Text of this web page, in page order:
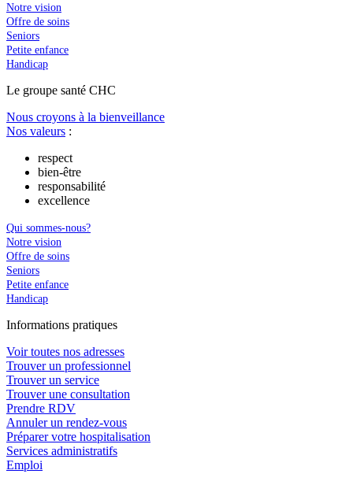
Notre vision
Offre de soins
Seniors
Petite enfance
Handicap
Le groupe santé CHC
Nous croyons à la bienveillance
Nos valeurs :
respect
bien-être
responsabilité
excellence
Qui sommes-nous?
Notre vision
Offre de soins
Seniors
Petite enfance
Handicap
Informations pratiques
Voir toutes nos adresses
Trouver un professionnel
Trouver un service
Trouver une consultation
Prendre RDV
Annuler un rendez-vous
Préparer votre hospitalisation
Services administratifs
Emploi​